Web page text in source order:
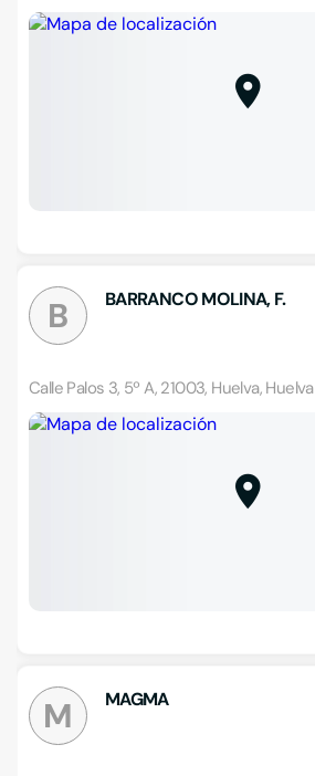
B BARRANCO MOLINA, F.
Calle Palos 3, 5º A, 21003, Huelva, Huelva
M MAGMA